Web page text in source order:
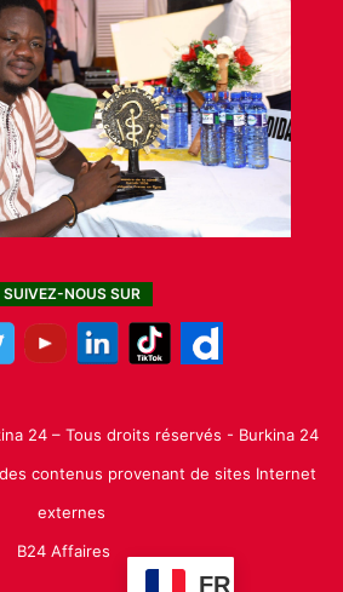
SUIVEZ-NOUS SUR
24 – Tous droits réservés - Burkina 24
contenus provenant de sites Internet
externes
B24 Affaires
FR